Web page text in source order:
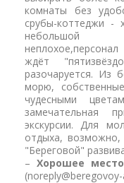
комнаты без
срубы-коттеджи -
небольшой
ждёт
разочаруется. Из
морю,
чудесными
замечательная
экскурсии. Для
отдыха, возможно,
"Береговой"
– Хорошее